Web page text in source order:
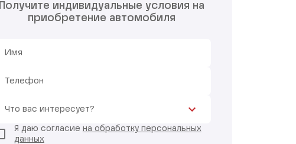
Получите индивидуальные условия на
приобретение автомобиля
Имя
Телефон
Что вас интересует?
Я даю согласие на обработку персональных
данных